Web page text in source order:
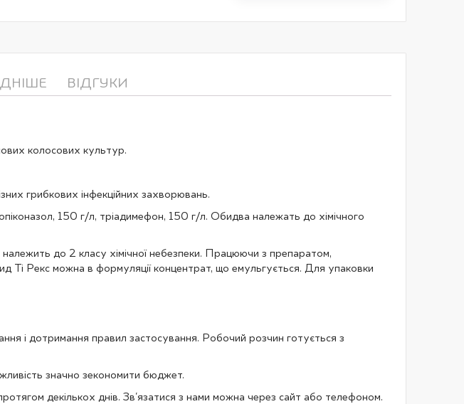
колосових культур.
грибкових інфекційних захворювань.
150 г/л, тріадимефон, 150 г/л. Обидва належать до хімічного
належить до 2 класу хімічної небезпеки. Працюючи з препаратом,
Ті Рекс можна в формуляції концентрат, що емульгується. Для упаковки
і дотримання правил застосування. Робочий розчин готується з
значно зекономити бюджет.
декількох днів. Зв'язатися з нами можна через сайт або телефоном.
ВІДГУКИ